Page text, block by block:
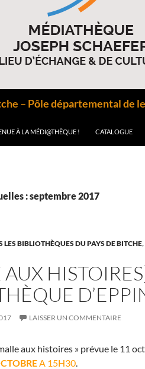
– Pôle départemental de
À LA MÉDI@THÈQUE ! CATALOGUE
: septembre 2017
LES BIBLIOTHÈQUES DU PAYS DE BITCHE,
LAISSER UN COMMENTAIRE
aux histoires » prévue le 11
A 15H30.